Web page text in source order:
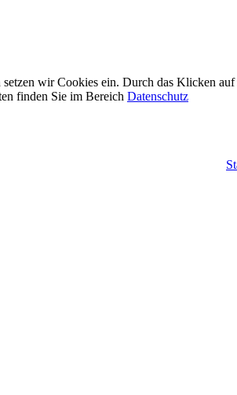
wir Cookies ein. Durch das Klicken
finden Sie im Bereich Datenschutz